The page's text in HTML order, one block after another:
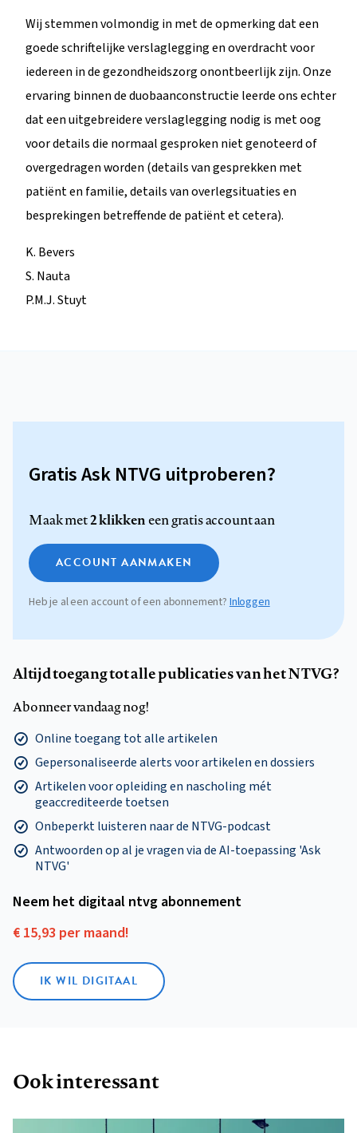
Wij stemmen volmondig in met de opmerking dat een
goede schriftelijke verslaglegging en overdracht voor
iedereen in de gezondheidszorg onontbeerlijk zijn. Onze
ervaring binnen de duobaanconstructie leerde ons echter
dat een uitgebreidere verslaglegging nodig is met oog
voor details die normaal gesproken niet genoteerd of
overgedragen worden (details van gesprekken met
patiënt en familie, details van overlegsituaties en
besprekingen betreffende de patiënt et cetera).
K. Bevers
S. Nauta
P.M.J. Stuyt
Gratis Ask NTVG uitproberen?
Maak met2 klikkeneen gratis account aan
ACCOUNT AANMAKEN
Heb je al een account of een abonnement? Inloggen
Altijd toegang tot alle publicaties van het NTVG?
Abonneer vandaag nog!
Online toegang tot alle artikelen
Gepersonaliseerde alerts voor artikelen en dossiers
Artikelen voor opleiding en nascholing mét
geaccrediteerde toetsen
Onbeperkt luisteren naar de NTVG-podcast
Antwoorden op al je vragen via de AI-toepassing 'Ask
NTVG'
Neem het digitaal ntvg abonnement
€ 15,93 per maand!
IK WIL DIGITAAL
Ook interessant